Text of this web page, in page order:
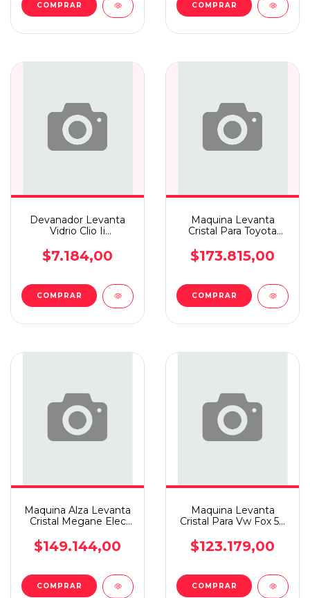
COMPRAR
Devanador Levanta
Vidrio Clio Ii
$7.184,00
COMPRAR
Maquina Levanta
Cristal Para Toyota
$173.815,00
COMPRAR
Maquina Alza Levanta
Cristal Megane Elec
$149.144,00
COMPRAR
Maquina Levanta
Cristal Para Vw Fox 5p
$123.179,00
COMPRAR